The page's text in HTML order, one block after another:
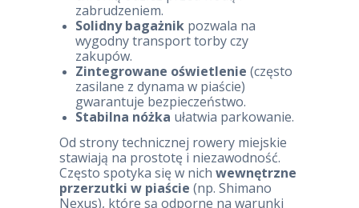
zabrudzeniem.
Solidny bagażnikpozwala na
wygodny transport torby czy
zakupów.
Zintegrowane oświetlenie (często
zasilane z dynama w piaście)
gwarantuje bezpieczeństwo.
Stabilna nóżka ułatwia parkowanie.
Od strony technicznej rowery miejskie
stawiają na prostotę i niezawodność.
Często spotyka się w nich wewnętrzne
przerzutki w piaście (np. Shimano
Nexus), które są odporne na warunki